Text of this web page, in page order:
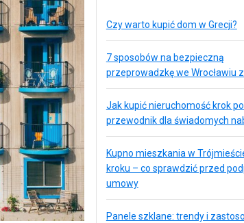
Czy warto kupić dom w Grecji?
7 sposobów na bezpieczną
przeprowadzkę we Wrocławiu
Jak kupić nieruchomość krok
przewodnik dla świadomych
Kupno mieszkania w
kroku – co sprawdzić przed
umowy
Panele szklane: trendy i